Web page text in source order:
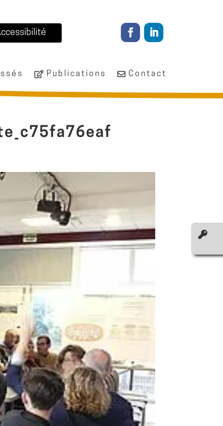
Publications Contact